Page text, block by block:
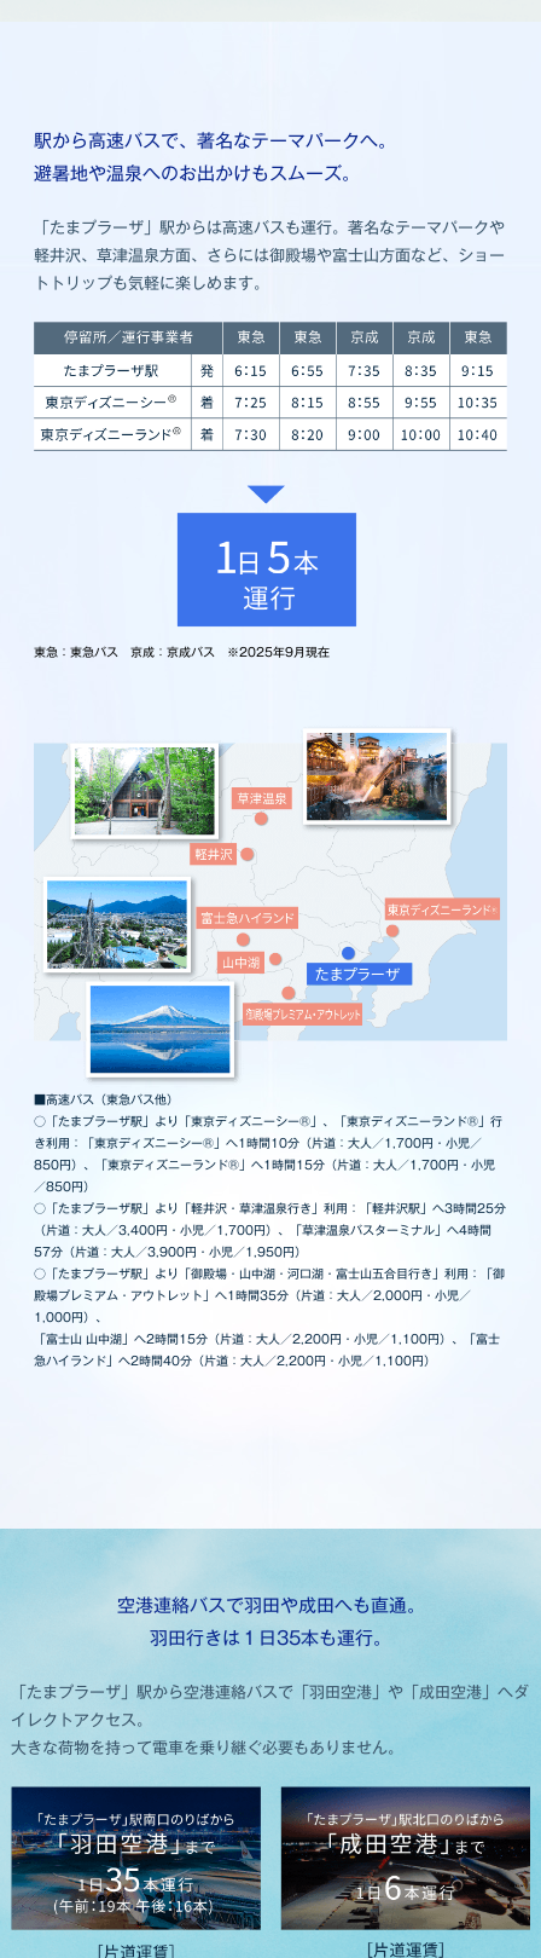
駅から高速バスで、著名なテーマパークへ。
避暑地や温泉へのお出かけもスムーズ。
「たまプラーザ」駅からは高速バスも運行。著名なテーマパークや
軽井沢、草津温泉方面、さらには御殿場や富士山方面など、ショー
トトリップも気軽に楽しめます。
東急：東急バス 京成：京成バス ※2025年9月現在
■高速バス（東急バス他）
○「たまプラーザ駅」より「東京ディズニーシー®」、「東京ディズニーランド®」行
き利用：「東京ディズニーシー®」へ1時間10分（片道：大人／1,700円・小児／
850円）、「東京ディズニーランド®」へ1時間15分（片道：大人／1,700円・小児
／850円）
○「たまプラーザ駅」より「軽井沢・草津温泉行き」利用：「軽井沢駅」へ3時間25分
（片道：大人／3,400円・小児／1,700円）、「草津温泉バスターミナル」へ4時間
57分（片道：大人／3,900円・小児／1,950円）
○「たまプラーザ駅」より「御殿場・山中湖・河口湖・富士山五合目行き」利用：「御
殿場プレミアム・アウトレット」へ1時間35分（片道：大人／2,000円・小児／
1,000円）、
「富士山 山中湖」へ2時間15分（片道：大人／2,200円・小児／1,100円）、「富士
急ハイランド」へ2時間40分（片道：大人／2,200円・小児／1,100円）
空港連絡バスで羽田や成田へも直通。
羽田行きは１日35本も運行。
「たまプラーザ」駅から空港連絡バスで「羽田空港」や「成田空港」へダ
イレクトアクセス。
大きな荷物を持って電車を乗り継ぐ必要もありません。